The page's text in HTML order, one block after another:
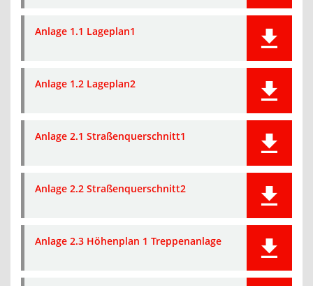
Anlage 1.1 Lageplan1
Anlage 1.2 Lageplan2
Anlage 2.1 Straßenquerschnitt1
Anlage 2.2 Straßenquerschnitt2
Anlage 2.3 Höhenplan 1 Treppenanlage